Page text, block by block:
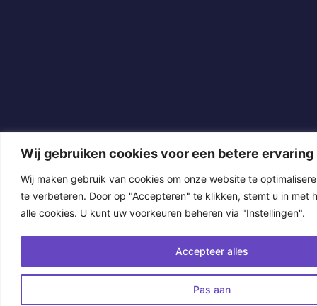
Wij gebruiken cookies voor een betere ervaring
Wij maken gebruik van cookies om onze website te
te verbeteren. Door op "Accepteren" te klikken, stemt u in met
alle cookies. U kunt uw voorkeuren beheren via "Instellingen".
Pas aan
Accepteer alles